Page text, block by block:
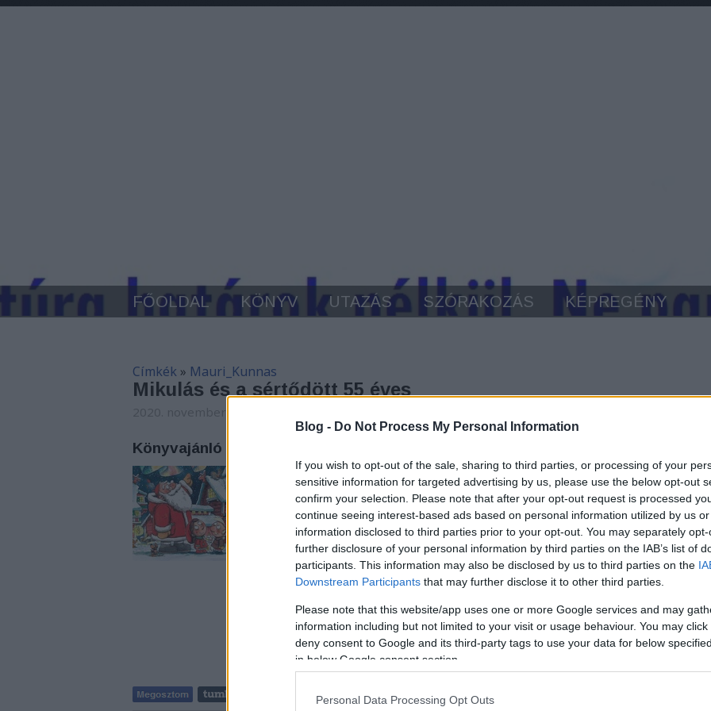
Blog - Do Not Process My Personal Information
If you wish to opt-out of the sale, sharing to third parties, or processing of your
sensitive information for targeted advertising by us, please use the below opt-out
confirm your selection. Please note that after your opt-out request is processed
continue seeing interest-based ads based on personal information utilized by us
information disclosed to third parties prior to your opt-out. You may separately
further disclosure of your personal information by third parties on the IAB’s list of
participants. This information may also be disclosed by us to third parties on the
Downstream Participants that may further disclose it to other third parties.
Please note that this website/app uses one or more Google services and may
information including but not limited to your visit or usage behaviour. You may
deny consent to Google and its third-party tags to use your data for below
in below Google consent section.
Personal Data Processing Opt Outs
FŐOLDAL KÖNYV UTAZÁS SZÓRAKOZÁS KÉPREGÉNY
Címkék » Mauri_Kunnas
Mikulás és a sértődött 55 éves
Könyvajánló - Mauri Kunnas: Mikulás és a varázsdob
A Mikulás megfázott, egy ötven éve elfekvő levél, egy sértődés és egy ki
nem beszélt félreértés borzolja az idegeket Mikulásfalván - íme egy
egyszerűen szeretnivaló, abszolút nem szabványos, cuki Mikulásos
TOVÁBB
Tetszik